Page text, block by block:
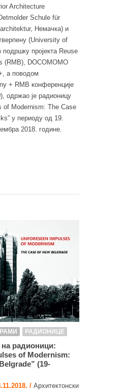
Architecture
Schule für
Немачка) и
(University of
подршку пројекта Reuse
(RMB), DOCOMOMO
а поводом
+ RMB конференције
одржао је радионицу
of Modernism: The Case
у периоду од 19.
2018. године.
РАДИОНИЦЕ
радионици:
of Modernism:
(19-
/ Архитектонски